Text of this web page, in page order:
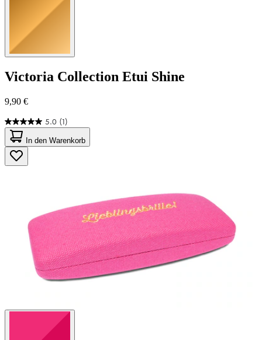
Victoria Collection Etui Shine
9,90 €
5.0 (1)
5.0
von
5
Sternen.
1
In den Warenkorb